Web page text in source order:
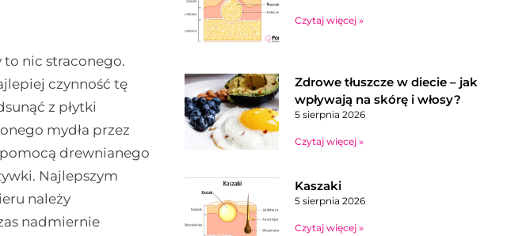
nic straconego.
czynność tę
z płytki
mydła przez
pomocą drewnianego
Najlepszym
należy
nadmiernie
Czytaj więcej »
Zdrowe tłuszcze w diecie – jak
wpływają na skórę i włosy?
5 sierpnia 2026
Czytaj więcej »
Kaszaki
5 sierpnia 2026
Czytaj więcej »